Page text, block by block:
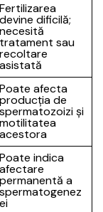
Fertilizarea
devine dificilă;
necesită
tratament sau
recoltare
asistată
Poate afecta
producția de
spermatozoizi și
motilitatea
acestora
Poate indica
afectare
permanentă a
spermatogenez
ei